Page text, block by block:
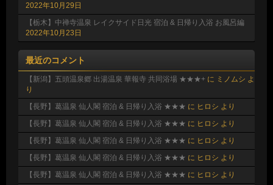
2022年10月29日
【栃木】中禅寺温泉 レイクサイド日光 宿泊 & 日帰り入浴 お風呂編
2022年10月23日
最近のコメント
【新潟】五頭温泉郷 出湯温泉 華報寺 共同浴場 ★★★+ に ミノムシ よ
り
【長野】葛温泉 仙人閣 宿泊 & 日帰り入浴 ★★★ に ヒロシ より
【長野】葛温泉 仙人閣 宿泊 & 日帰り入浴 ★★★ に ヒロシ より
【長野】葛温泉 仙人閣 宿泊 & 日帰り入浴 ★★★ に ヒロシ より
【長野】葛温泉 仙人閣 宿泊 & 日帰り入浴 ★★★ に ヒロシ より
【長野】葛温泉 仙人閣 宿泊 & 日帰り入浴 ★★★ に ヒロシ より